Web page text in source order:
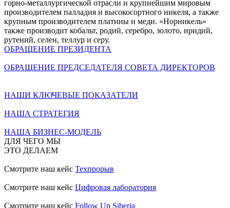
горно-металлургической отрасли и крупнейшим мировым
производителем палладия и высокосортного никеля, а также
крупным производителем платины и меди. «Норникель»
также производит кобальт, родий, серебро, золото, иридий,
рутений, селен, теллур и серу.
ОБРАЩЕНИЕ ПРЕЗИДЕНТА
ОБРАЩЕНИЕ ПРЕДСЕДАТЕЛЯ СОВЕТА ДИРЕКТОРОВ
НАШИ КЛЮЧЕВЫЕ ПОКАЗАТЕЛИ
НАША СТРАТЕГИЯ
НАША БИЗНЕС-МОДЕЛЬ
ДЛЯ ЧЕГО МЫ
ЭТО ДЕЛАЕМ
Смотрите наш кейс Техпрорыв
Смотрите наш кейс Цифровая лаборатория
Смотрите наш кейс Follow Up Siberia